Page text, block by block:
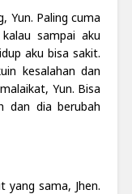
Yun. Paling cuma
sampai aku
aku bisa sakit.
kesalahan dan
Yun. Bisa
dan dia berubah
yang sama, Jhen.